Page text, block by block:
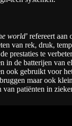
world’ refereert
van rek, druk,
prestaties te
in de batterijen van
ook gebruikt voor
maar ook
patiënten in